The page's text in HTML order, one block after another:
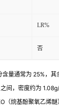
LR%
否
量通常为 25%，其
间，密度约为
（烷基酚聚氧乙烯